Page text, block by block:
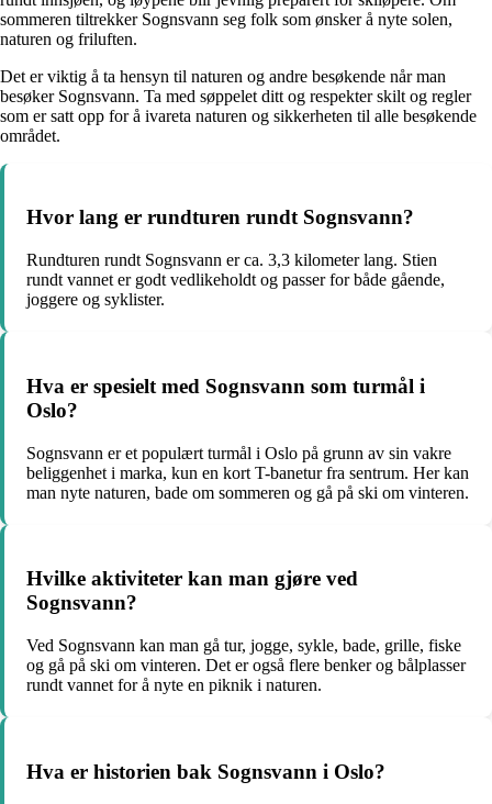
sommeren tiltrekker Sognsvann seg folk som ønsker å nyte solen,
naturen og friluften.
Det er viktig å ta hensyn til naturen og andre besøkende når man
besøker Sognsvann. Ta med søppelet ditt og respekter skilt og regler
som er satt opp for å ivareta naturen og sikkerheten til alle besøkende
området.
Hvor lang er rundturen rundt Sognsvann?
Rundturen rundt Sognsvann er ca. 3,3 kilometer lang. Stien
rundt vannet er godt vedlikeholdt og passer for både gående,
joggere og syklister.
Hva er spesielt med Sognsvann som turmål i
Oslo?
Sognsvann er et populært turmål i Oslo på grunn av sin vakre
beliggenhet i marka, kun en kort T-banetur fra sentrum. Her kan
man nyte naturen, bade om sommeren og gå på ski om vinteren.
Hvilke aktiviteter kan man gjøre ved
Sognsvann?
Ved Sognsvann kan man gå tur, jogge, sykle, bade, grille, fiske
og gå på ski om vinteren. Det er også flere benker og bålplasser
rundt vannet for å nyte en piknik i naturen.
Hva er historien bak Sognsvann i Oslo?